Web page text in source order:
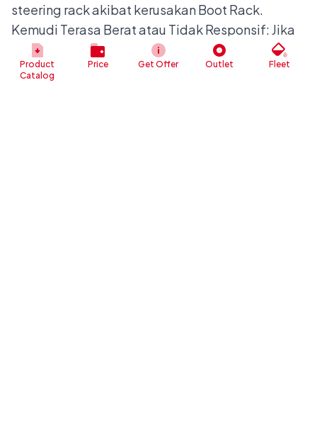
steering rack akibat kerusakan Boot Rack.
Kemudi Terasa Berat atau Tidak Responsif: Jika
setir terasa lebih berat dari biasanya atau tidak
responsif, bisa jadi steering rack telah
Product
Catalog
Price Get Offer Outlet Fleet